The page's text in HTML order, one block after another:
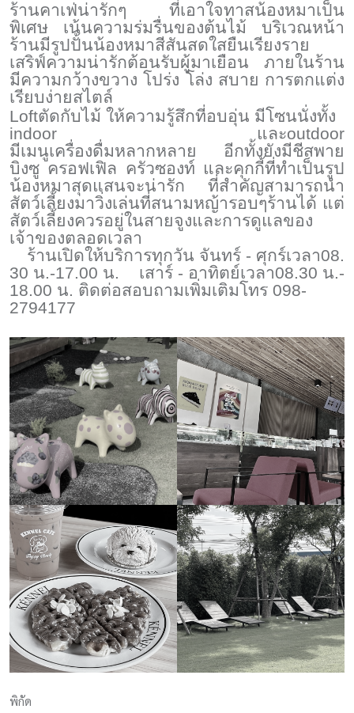
ร้านคาเฟ่น่ารักๆ ที่เอาใจทาสน้องหมาเป็น
พิเศษ เน้นความร่มรื่นของต้นไม้ บริเวณหน้า
ร้านมีรูปปั้นน้องหมาสีสันสดใสยืนเรียงราย
เสริฟ์ความน่ารักต้อนรับผู้มาเยือน ภายในร้าน
มีความกว้างขวาง โปร่ง โล่ง สบาย การตกแต่ง
เรียบง่ายสไตล์
Loftตัดกับไม้ ให้ความรู้สึกที่อบอุ่น มีโซนนั่งทั้ง
indoorและoutdoor
มีเมนูเครื่องดื่มหลากหลาย อีกทั้งยังมีชีสพาย
บิงซู ครอฟเฟิล ครัวซองท์ และคุกกี้ที่ทำเป็นรูป
น้องหมาสุดแสนจะน่ารัก ที่สำคัญสามารถนำ
สัตว์เลี้ยงมาวิ่งเล่นที่สนามหญ้ารอบๆร้านได้ แต่
สัตว์เลี้ยงควรอยู่ในสายจูงและการดูแลของ
เจ้าของตลอดเวลา
ร้านเปิดให้บริการทุกวัน จันทร์ - ศุกร์เวลา08.
30 น.-17.00 น. เสาร์ - อาทิตย์เวลา08.30 น.-
18.00 น. ติดต่อสอบถามเพิ่มเติมโทร 098-
2794177
พิกัด